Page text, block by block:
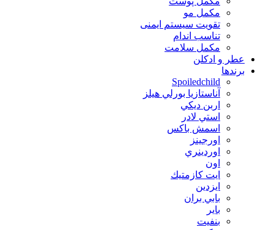
مکمل مو
تقویت سیستم ایمنی
تناسب اندام
مکمل سلامت
عطر و ادکلن
برندها
Spoiledchild
آناستازيا بورلي هيلز
اربن ديكي
استي لادر
اسمش باكس
اورجينز
اوردينري
اون
ايت كازمتيك
ايزدين
بابي بران
بایر
بنفيت